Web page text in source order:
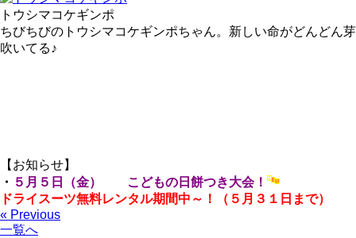
トウシマコケギンポ
ちびちびのトウシマコケギンポちゃん。新しい命がどんどん芽
吹いてる♪
【お知らせ】
・ ５月５日（金） こどもの日餅つき大会！
ドライスーツ無料レンタル期間中～！（５月３１日まで）
« Previous
一覧へ